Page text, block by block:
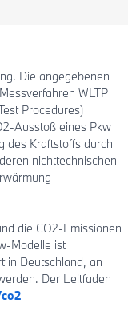
Die angegebenen
WLTP
Procedures)
Ausstoß eines Pkw
des Kraftstoffs durch
nichttechnischen
die CO2-Emissionen
Modelle ist
in Deutschland, an
Der Leitfaden